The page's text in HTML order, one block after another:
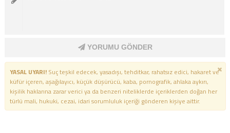
YORUMU GÖNDER
YASAL UYARI!Suç teşkil edecek, yasadışı, tehditkar, rahatsız edici, hakaret ve
küfür içeren, aşağılayıcı, küçük düşürücü, kaba, pornografik, ahlaka aykırı,
kişilik haklarına zarar verici ya da benzeri niteliklerde içeriklerden doğan her
türlü mali, hukuki, cezai, idari sorumluluk içeriği gönderen kişiye aittir.